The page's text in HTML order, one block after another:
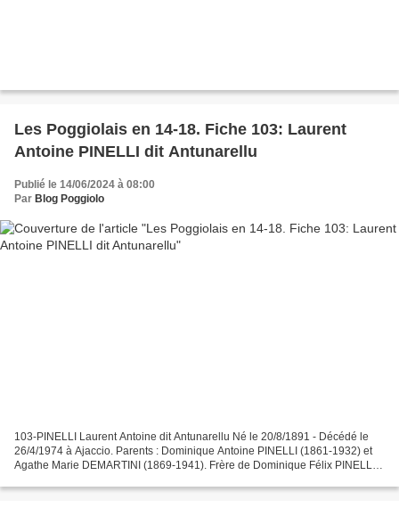
Les Poggiolais en 14-18. Fiche 103: Laurent
Antoine PINELLI dit Antunarellu
Publié le 14/06/2024 à 08:00
Par Blog Poggiolo
103-PINELLI Laurent Antoine dit Antunarellu Né le 20/8/1891 - Décédé le
26/4/1974 à Ajaccio. Parents : Dominique Antoine PINELLI (1861-1932) et
Agathe Marie DEMARTINI (1869-1941). Frère de Dominique Félix PINELLI